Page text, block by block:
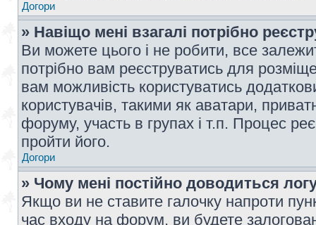
Догори
» Навіщо мені взагалі потрібно
Ви можете цього і не робити, все
потрібно вам реєструватись для
вам можливість користуватись
користувачів, такими як аватари,
форуму, участь в групах і т.п. Процес
пройти його.
Догори
» Чому мені постійно доводиться
Якщо ви не ставите галочку напроти
час входу на форум, ви будете